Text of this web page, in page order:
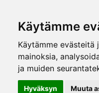
Käytämme
Käytämme
mainoksia,
ja muiden
Hyväksyn Muuta